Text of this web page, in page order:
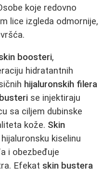
koje redovno
lice izgleda odmornije,
boosteri,
hidratantnih
hijaluronskih filera
se injektiraju
sa ciljem dubinske
kože. Skin
kiselinu
i obezbeđuje
Efekat skin bustera